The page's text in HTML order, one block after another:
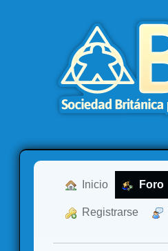
Inicio Foro
Registrarse